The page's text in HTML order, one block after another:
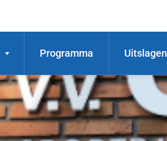
Programma Uitslagen